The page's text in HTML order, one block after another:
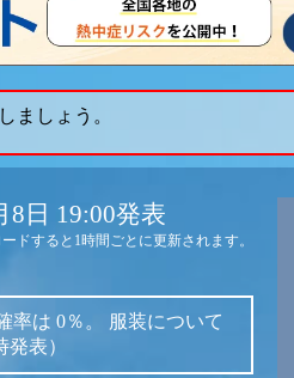
ましょう。
8日 19:00発表
ードすると1時間ごとに更新されます。
率は 0％。
服装について
発表）